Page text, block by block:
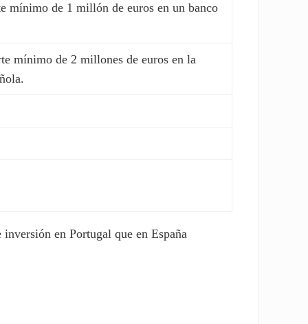
mínimo de 1 millón de euros en un banco
mínimo de 2 millones de euros en la
en Portugal que en España